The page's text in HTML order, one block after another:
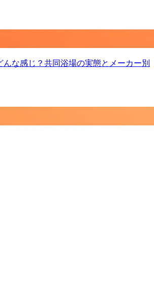
んな感じ？共同浴場の実態とメーカー別